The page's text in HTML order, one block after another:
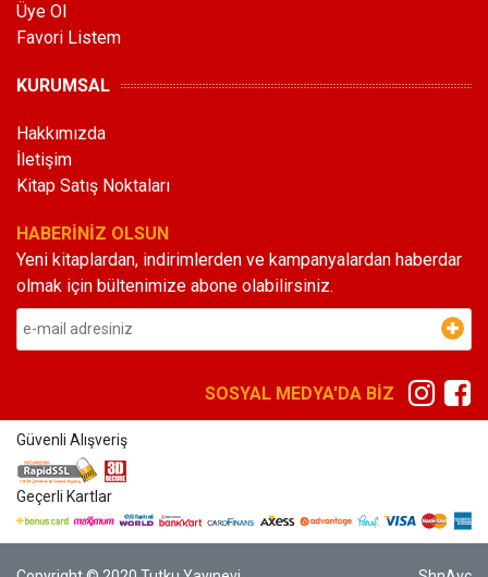
Üye Ol
Favori Listem
KURUMSAL
Hakkımızda
İletişim
Kitap Satış Noktaları
HABERİNİZ OLSUN
Yeni kitaplardan, indirimlerden ve kampanyalardan haberdar
olmak için bültenimize abone olabilirsiniz.
SOSYAL MEDYA'DA BİZ
Güvenli Alışveriş
Geçerli Kartlar